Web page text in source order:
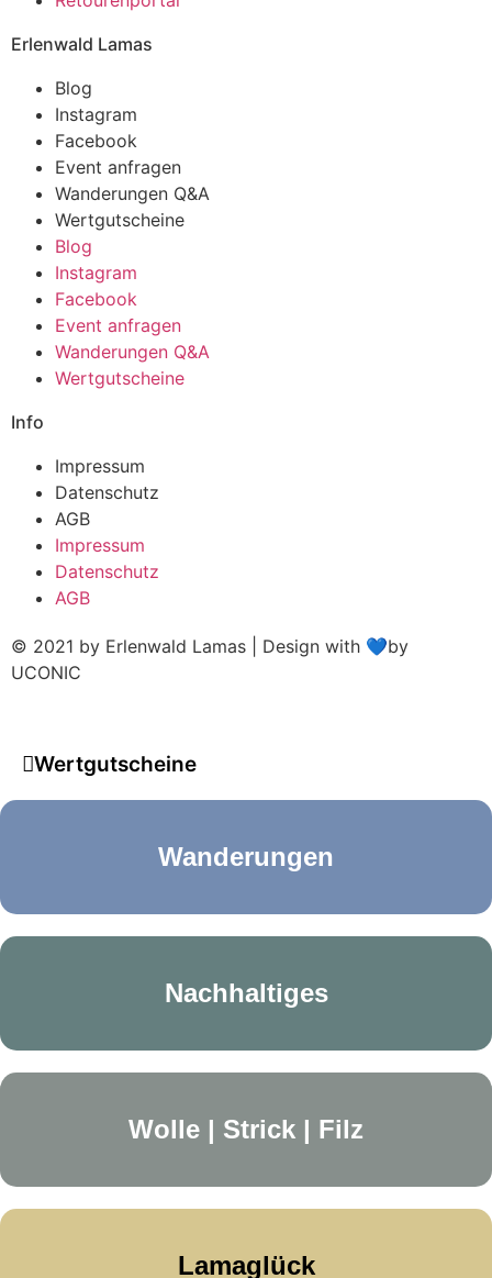
Erlenwald Lamas
Blog
Instagram
Facebook
Event anfragen
Wanderungen Q&A
Wertgutscheine
Blog
Instagram
Facebook
Event anfragen
Wanderungen Q&A
Wertgutscheine
Info
Impressum
Datenschutz
AGB
Impressum
Datenschutz
AGB
© 2021 by Erlenwald Lamas | Design with 💙by
UCONIC
Wertgutscheine
Wanderungen
Nachhaltiges
Wolle | Strick | Filz
Lamaglück